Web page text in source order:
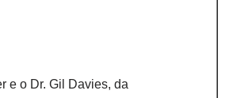
e o Dr. Gil Davies, da